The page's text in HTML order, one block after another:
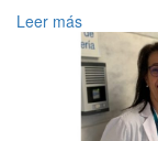
Leer más